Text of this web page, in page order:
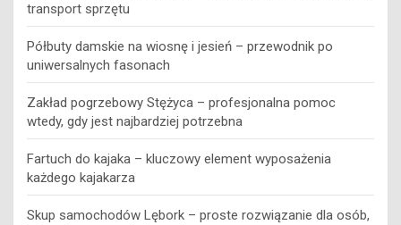
transport sprzętu
Półbuty damskie na wiosnę i jesień – przewodnik po
uniwersalnych fasonach
Zakład pogrzebowy Stężyca – profesjonalna pomoc
wtedy, gdy jest najbardziej potrzebna
Fartuch do kajaka – kluczowy element wyposażenia
każdego kajakarza
Skup samochodów Lębork – proste rozwiązanie dla osób,